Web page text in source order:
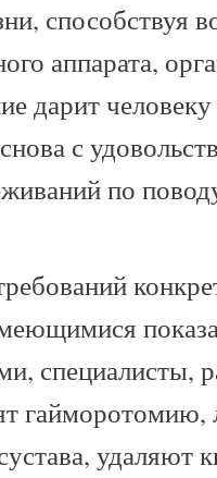
способствуя
аппарата,
дарит
с
по
специалисты,
гайморотомию,
удаляют